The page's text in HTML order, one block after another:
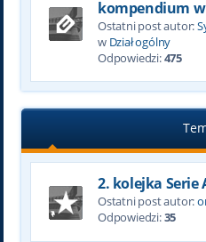
kompendium
Ostatni post autor:
w Dział ogólny
Odpowiedzi:475
2. kolejka Serie
Ostatni post autor:
Odpowiedzi:35